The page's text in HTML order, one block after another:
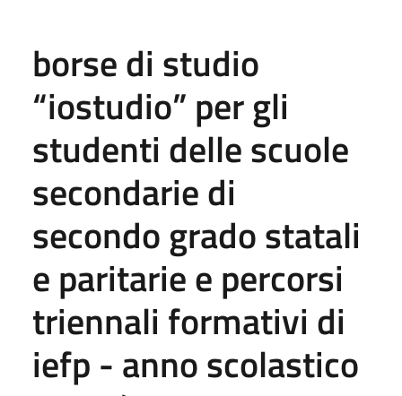
borse di studio
“iostudio” per gli
studenti delle scuole
secondarie di
secondo grado statali
e paritarie e percorsi
triennali formativi di
iefp - anno scolastico